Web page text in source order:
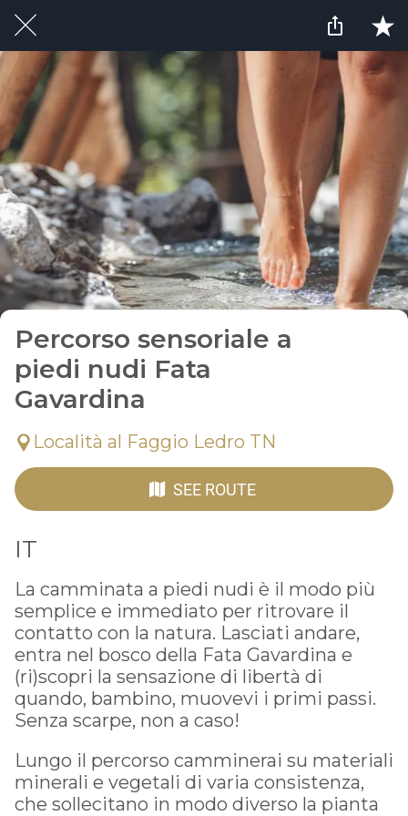
Percorso sensoriale a
piedi nudi Fata
Gavardina
Località al Faggio Ledro TN
SEE ROUTE
IT
La camminata a piedi nudi è il modo più
semplice e immediato per ritrovare il
contatto con la natura. Lasciati andare,
entra nel bosco della Fata Gavardina e
(ri)scopri la sensazione di libertà di
quando, bambino, muovevi i primi passi.
Senza scarpe, non a caso!
Lungo il percorso camminerai su materiali
minerali e vegetali di varia consistenza,
che sollecitano in modo diverso la pianta